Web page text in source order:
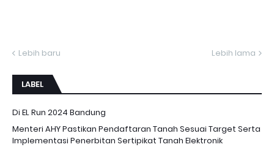
Lebih baru Lebih lama
LABEL
Di EL Run 2024 Bandung
Menteri AHY Pastikan Pendaftaran Tanah Sesuai Target Serta
Implementasi Penerbitan Sertipikat Tanah Elektronik